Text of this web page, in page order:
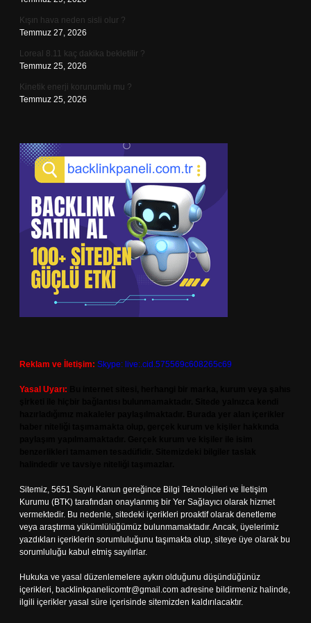
Kışın hava neden sisli olur ?
Temmuz 27, 2026
Loreal 8.11 kaç dakika bekletilir ?
Temmuz 25, 2026
Kinetik enerji korunumlu mu ?
Temmuz 25, 2026
Reklam ve İletişim: Skype: live:.cid.575569c608265c69
Yasal Uyarı:
Sitemiz, 5651 Sayılı Kanun gereğince Bilgi Teknolojileri ve İletişim
Kurumu (BTK) tarafından onaylanmış bir Yer Sağlayıcı olarak hizmet
vermektedir. Bu nedenle, sitedeki içerikleri proaktif olarak denetleme
veya araştırma yükümlülüğümüz bulunmamaktadır. Ancak, üyelerimiz
yazdıkları içeriklerin sorumluluğunu taşımakta olup, siteye üye olarak bu
sorumluluğu kabul etmiş sayılırlar.
Hukuka ve yasal düzenlemelere aykırı olduğunu düşündüğünüz
içerikleri, backlinkpanelicomtr@gmail.com adresine bildirmeniz halinde,
ilgili içerikler yasal süre içerisinde sitemizden kaldırılacaktır.